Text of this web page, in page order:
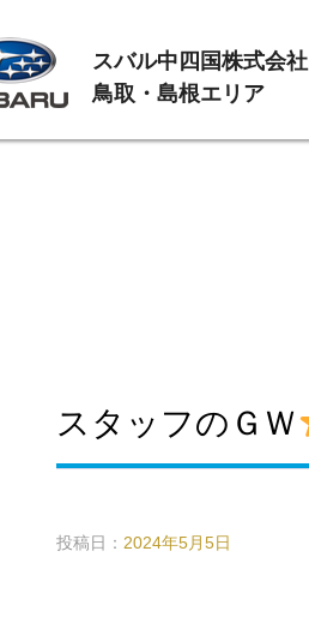
スバル中四国株式会社
鳥取・島根エリア
スタッフのＧＷ
投稿日： 2024年5月5日